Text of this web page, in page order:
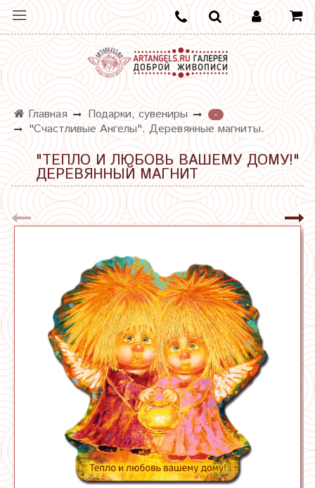
Главная Подарки, сувениры
-
"Счастливые Ангелы". Деревянные магниты.
"ТЕПЛО И ЛЮБОВЬ ВАШЕМУ ДОМУ!"
ДЕРЕВЯННЫЙ МАГНИТ